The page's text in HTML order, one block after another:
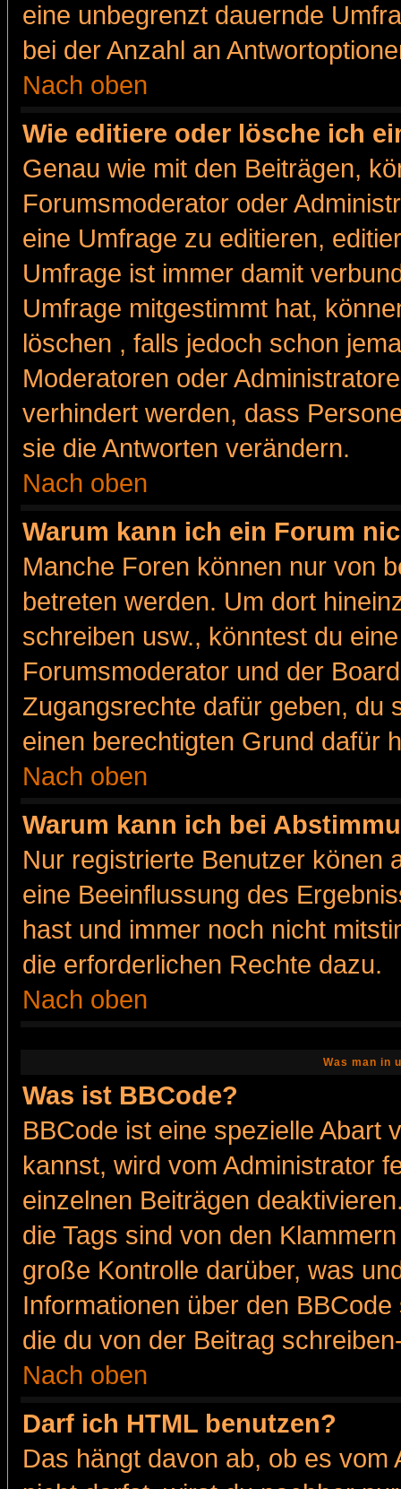
eine unbegrenzt dauernde
bei der Anzahl an
Nach oben
Wie editiere oder lösche ich
Genau wie mit den Beiträgen,
Forumsmoderator oder
eine Umfrage zu editieren,
Umfrage ist immer damit
Umfrage mitgestimmt hat,
löschen , falls jedoch schon
Moderatoren oder
verhindert werden, dass
sie die Antworten verändern.
Nach oben
Warum kann ich ein Forum
Manche Foren können nur von
betreten werden. Um dort
schreiben usw., könntest du
Forumsmoderator und der
Zugangsrechte dafür geben, du
einen berechtigten Grund dafür
Nach oben
Warum kann ich bei
Nur registrierte Benutzer könen
eine Beeinflussung des
hast und immer noch nicht
die erforderlichen Rechte dazu.
Nach oben
Was man in
Was ist BBCode?
BBCode ist eine spezielle Abart
kannst, wird vom Administrator
einzelnen Beiträgen
die Tags sind von den
große Kontrolle darüber, was
Informationen über den
die du von der Beitrag
Nach oben
Darf ich HTML benutzen?
Das hängt davon ab, ob es